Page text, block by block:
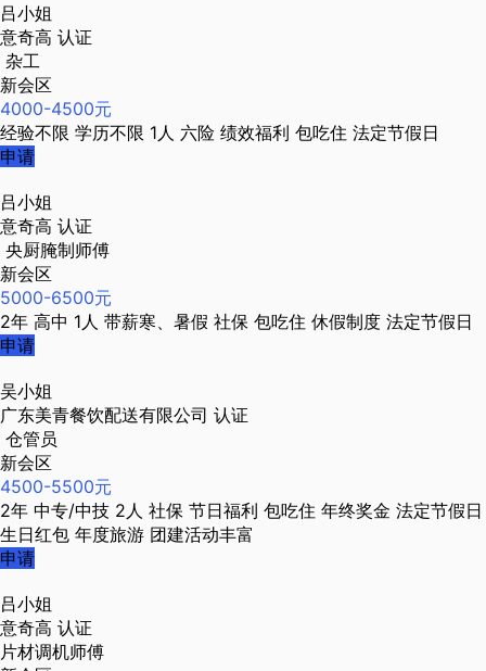
吕小姐
意奇高 认证
杂工
新会区
4000-4500元
经验不限 学历不限 1人 六险 绩效福利 包吃住 法定节假日
申请
吕小姐
意奇高 认证
央厨腌制师傅
新会区
5000-6500元
2年 高中 1人 带薪寒、暑假 社保 包吃住 休假制度 法定节假日
申请
吴小姐
广东美青餐饮配送有限公司 认证
仓管员
新会区
4500-5500元
2年 中专/中技 2人 社保 节日福利 包吃住 年终奖金 法定节假日
生日红包 年度旅游 团建活动丰富
申请
吕小姐
意奇高 认证
片材调机师傅